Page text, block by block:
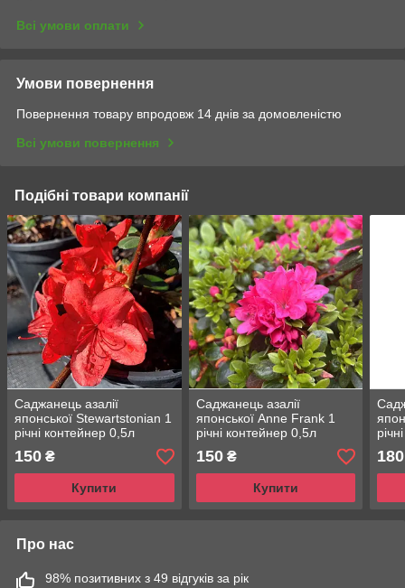
Всі умови оплати
Умови повернення
Повернення товару впродовж 14 днів за домовленістю
Всі умови повернення
Подібні товари компанії
Саджанець азалії
японської Stewartstonian 1
річні контейнер 0,5л
150 ₴
Купити
Саджанець азалії
японської Anne Frank 1
річні контейнер 0,5л
150₴
Купити
180
Про нас
98% позитивних з 49 відгуків за рік